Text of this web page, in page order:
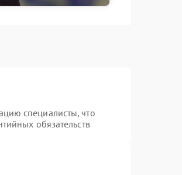
специалисты, что
обязательств